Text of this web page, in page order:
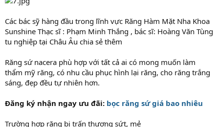
Các bác sỹ hàng đầu trong lĩnh vực Răng Hàm Mặt Nha Khoa
Sunshine Thạc sĩ : Phạm Minh Thắng , bác sĩ: Hoàng Văn Tùng
tu nghiệp tại Châu Âu chia sẻ thêm
Răng sứ nacera phù hợp với tất cả ai có mong muốn làm
thẩm mỹ răng, có nhu cầu phục hình lại răng, cho răng trắng
sáng, đẹp đều tự nhiên hơn.
Đăng ký nhận ngay ưu đãi: bọc răng sứ giá bao nhiêu
Trường hợp răng bị trấn thương sứt, mẻ